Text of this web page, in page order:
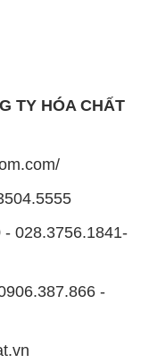
TY HÓA CHẤT
028.3756.1841-
-